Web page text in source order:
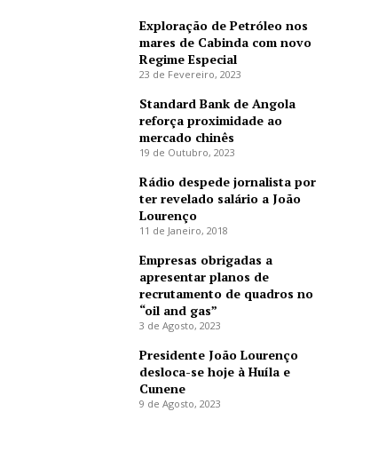
Exploração de Petróleo nos
mares de Cabinda com novo
Regime Especial
23 de Fevereiro, 2023
Standard Bank de Angola
reforça proximidade ao
mercado chinês
19 de Outubro, 2023
Rádio despede jornalista por
ter revelado salário a João
Lourenço
11 de Janeiro, 2018
Empresas obrigadas a
apresentar planos de
recrutamento de quadros no
“oil and gas”
3 de Agosto, 2023
Presidente João Lourenço
desloca-se hoje à Huíla e
Cunene
9 de Agosto, 2023